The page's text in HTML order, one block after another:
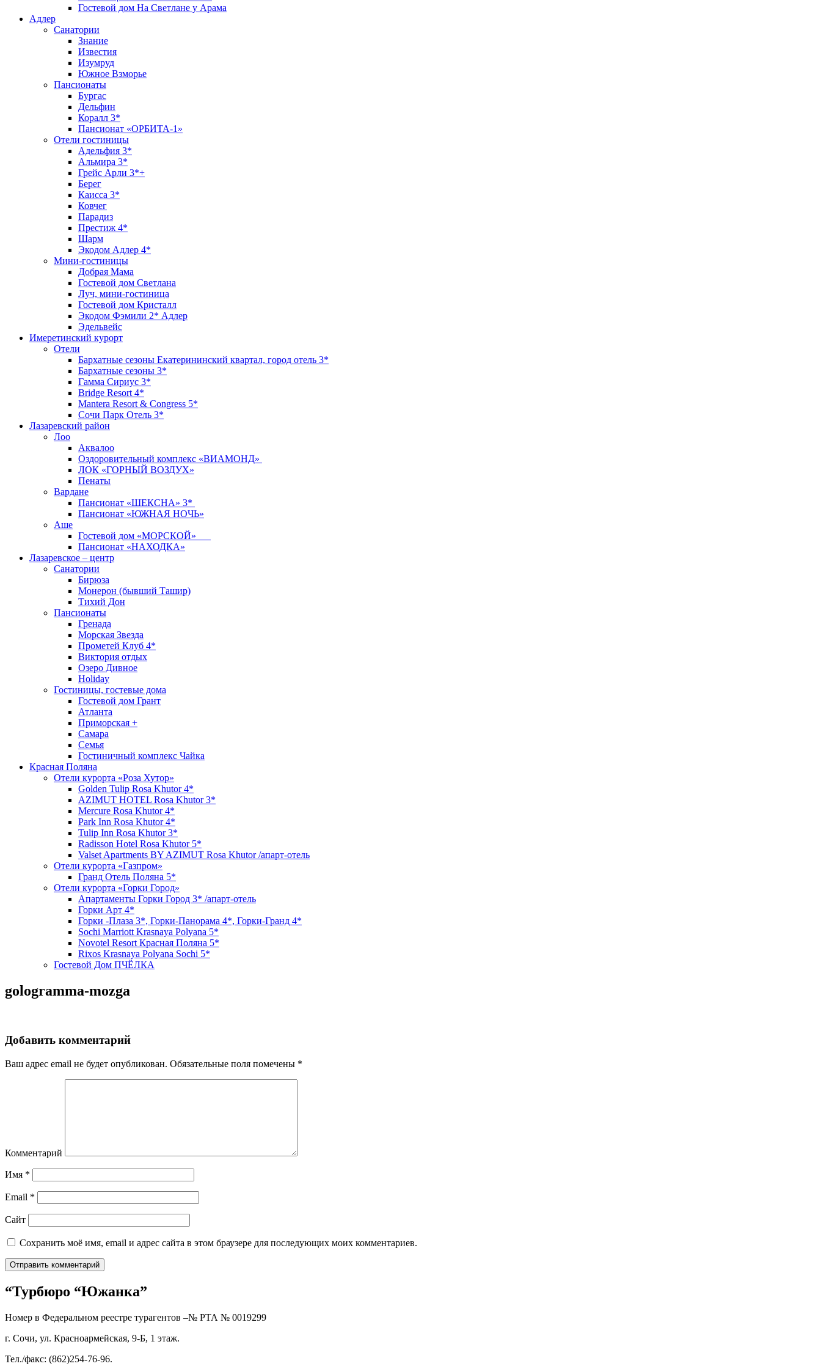
Гостевой дом На Светлане у Арама
Адлер
Санатории
Знание
Известия
Изумруд
Южное Взморье
Пансионаты
Бургас
Дельфин
Коралл 3*
Пансионат «ОРБИТА-1»
Отели гостиницы
Адельфия 3*
Альмира 3*
Грейс Арли 3*+
Берег
Каисса 3*
Ковчег
Парадиз
Престиж 4*
Шарм
Экодом Адлер 4*
Мини-гостиницы
Добрая Мама
Гостевой дом Светлана
Луч, мини-гостиница
Гостевой дом Кристалл
Экодом Фэмили 2* Адлер
Эдельвейс
Имеретинский курорт
Отели
Бархатные сезоны Екатерининский квартал, город отель 3*
Бархатные сезоны 3*
Гамма Сириус 3*
Bridge Resort 4*
Mantera Resort & Congress 5*
Сочи Парк Отель 3*
Лазаревский район
Лоо
Аквалоо
Оздоровительный комплекс «ВИАМОНД»
ЛОК «ГОРНЫЙ ВОЗДУХ»
Пенаты
Вардане
Пансионат «ШЕКСНА» 3*
Пансионат «ЮЖНАЯ НОЧЬ»
Аше
Гостевой дом «МОРСКОЙ»
Пансионат «НАХОДКА»
Лазаревское – центр
Санатории
Бирюза
Монерон (бывший Ташир)
Тихий Дон
Пансионаты
Гренада
Морская Звезда
Прометей Клуб 4*
Виктория отдых
Озеро Дивное
Holiday
Гостиницы, гостевые дома
Гостевой дом Грант
Атланта
Приморская +
Самара
Семья
Гостиничный комплекс Чайка
Красная Поляна
Отели курорта «Роза Хутор»
Golden Tulip Rosa Khutor 4*
AZIMUT HOTEL Rosa Khutor 3*
Mercure Rosa Khutor 4*
Park Inn Rosa Khutor 4*
Tulip Inn Rosa Khutor 3*
Radisson Hotel Rosa Khutor 5*
Valset Apartments BY AZIMUT Rosa Khutor /апарт-отель
Отели курорта «Газпром»
Гранд Отель Поляна 5*
Отели курорта «Горки Город»
Апартаменты Горки Город 3* /апарт-отель
Горки Арт 4*
Горки -Плаза 3*, Горки-Панорама 4*, Горки-Гранд 4*
Sochi Marriott Krasnaya Polyana 5*
Novotel Resort Красная Поляна 5*
Rixos Krasnaya Polyana Sochi 5*
Гостевой Дом ПЧЁЛКА
gologramma-mozga
Добавить комментарий
Ваш адрес email не будет опубликован. Обязательные поля помечены *
Комментарий
Имя *
Email *
Сайт
Сохранить моё имя, email и адрес сайта в этом браузере для последующих моих комментариев.
“Турбюро “Южанка”
Номер в Федеральном реестре турагентов –№ РТА № 0019299
г. Сочи, ул. Красноармейская, 9-Б, 1 этаж.
Тел./факс: (862)254-76-96.